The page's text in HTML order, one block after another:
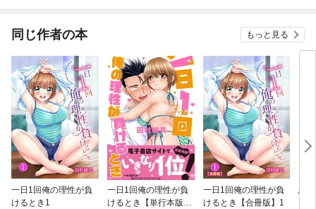
同じ作者の本 もっと見る
一日1回俺の理性が負
けるとき1
一日1回俺の理性が負
けるとき【単行本版】
一日1回俺の理性が負
けるとき【合冊版】1
恋